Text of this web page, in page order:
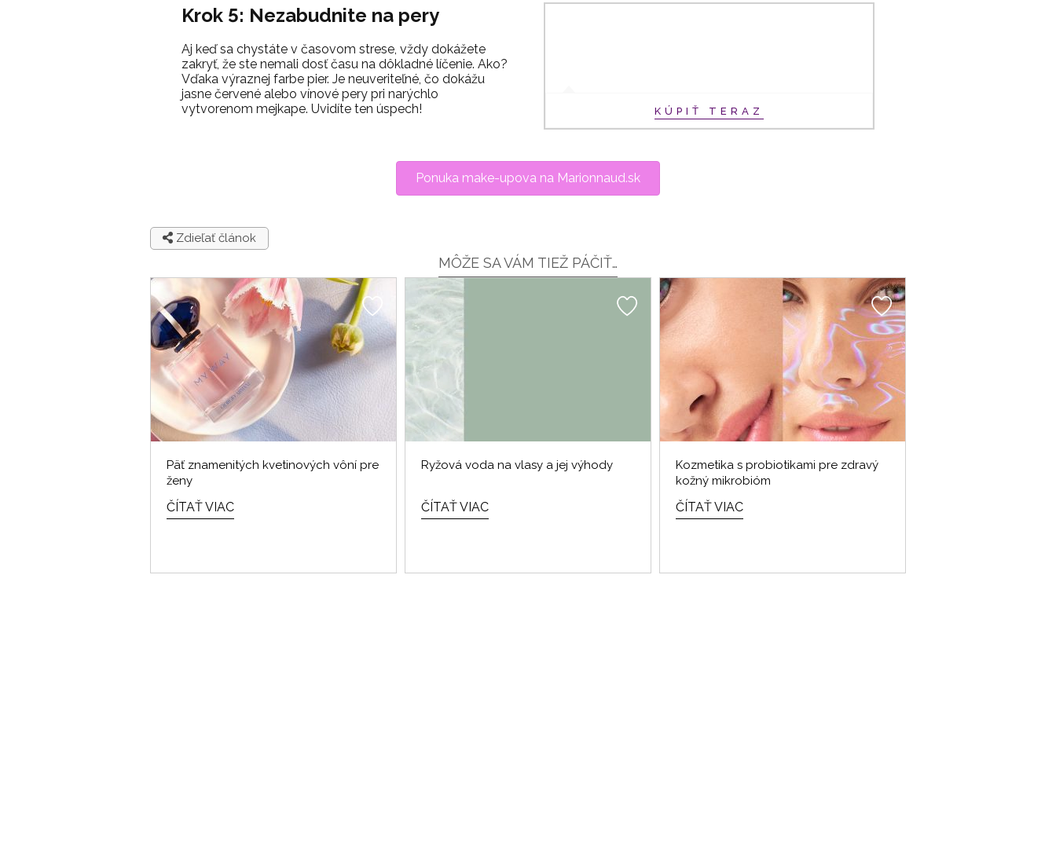
Krok 5: Nezabudnite na pery
Aj keď sa chystáte v časovom strese, vždy dokážete
zakryť, že ste nemali dosť času na dôkladné líčenie. Ako?
Vďaka výraznej farbe pier. Je neuveriteľné, čo dokážu
jasne červené alebo vínové pery pri narýchlo
vytvorenom mejkape. Uvidíte ten úspech!
KÚPIŤ TERAZ
Ponuka make-upova na Marionnaud.sk
Zdieľať článok
MÔŽE SA VÁM TIEŽ PÁČIŤ…
Päť znamenitých kvetinových vôní pre
ženy
ČÍTAŤ VIAC
Ryžová voda na vlasy a jej výhody
ČÍTAŤ VIAC
Kozmetika s probiotikami pre zdravý
kožný mikrobióm
ČÍTAŤ VIAC